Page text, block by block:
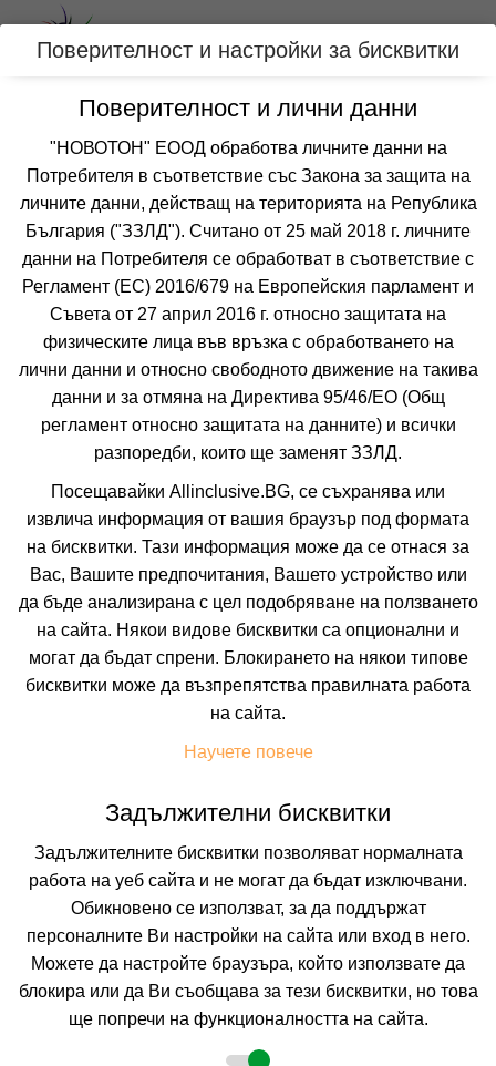
Вход
Категории
Оферти за КАВАЛА, ГЪРЦИЯ
Още курорти Филтри
 Сортирай по:
AIROTEL GALAXY HOTEL
KAVALA, KAVALA, GREECE
(от 3 мнения на клиенти)
цена от 107.57 лв. /55.00 €
На изплащане с
Пълно описание на хотела
КАЛКУЛИРАЙ ЦЕНА
Поверителност и настройки за бисквитки
Поверителност и лични данни
"НОВОТОН" ЕООД обработва личните данни на
Потребителя в съответствие със Закона за защита на
личните данни, действащ на територията на Република
България ("ЗЗЛД"). Считано от 25 май 2018 г. личните
данни на Потребителя се обработват в съответствие с
Регламент (ЕС) 2016/679 на Европейския парламент и
Съвета от 27 април 2016 г. относно защитата на
физическите лица във връзка с обработването на
лични данни и относно свободното движение на такива
данни и за отмяна на Директива 95/46/EО (Общ
регламент относно защитата на данните) и всички
разпоредби, които ще заменят ЗЗЛД.
Посещавайки Allinclusive.BG, се съхранява или
извлича информация от вашия браузър под формата
на бисквитки. Тази информация може да се отнася за
Вас, Вашите предпочитания, Вашето устройство или
да бъде анализирана с цел подобряване на ползването
на сайта. Някои видове бисквитки са опционални и
могат да бъдат спрени. Блокирането на някои типове
бисквитки може да възпрепятства правилната работа
на сайта.
Научете повече
Задължителни бисквитки
Задължителните бисквитки позволяват нормалната
работа на уеб сайта и не могат да бъдат изключвани.
Обикновено се използват, за да поддържат
персоналните Ви настройки на сайта или вход в него.
Можете да настройте браузъра, който използвате да
блокира или да Ви съобщава за тези бисквитки, но това
ще попречи на функционалността на сайта.